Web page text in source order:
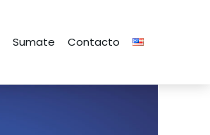
Sumate Contacto